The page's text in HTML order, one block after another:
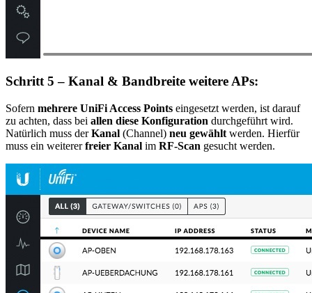
Schritt 5 – Kanal & Bandbreite weitere APs:
Sofern mehrere UniFi Access Points eingesetzt werden, ist darauf
zu achten, dass bei allen diese Konfiguration durchgeführt wird.
Natürlich muss derKanal (Channel) neu gewählt werden. Hierfür
muss ein weitererfreier Kanal im RF-Scan gesucht werden.